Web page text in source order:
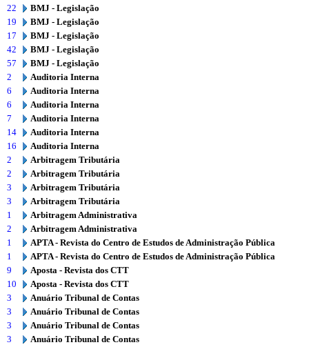
22
BMJ - Legislação
19
BMJ - Legislação
17
BMJ - Legislação
42
BMJ - Legislação
57
BMJ - Legislação
2
Auditoria Interna
6
Auditoria Interna
6
Auditoria Interna
7
Auditoria Interna
14
Auditoria Interna
16
Auditoria Interna
2
Arbitragem Tributária
2
Arbitragem Tributária
3
Arbitragem Tributária
3
Arbitragem Tributária
1
Arbitragem Administrativa
2
Arbitragem Administrativa
1
APTA - Revista do Centro de Estudos de Administração Pública
1
APTA - Revista do Centro de Estudos de Administração Pública
9
Aposta - Revista dos CTT
10
Aposta - Revista dos CTT
3
Anuário Tribunal de Contas
3
Anuário Tribunal de Contas
3
Anuário Tribunal de Contas
3
Anuário Tribunal de Contas